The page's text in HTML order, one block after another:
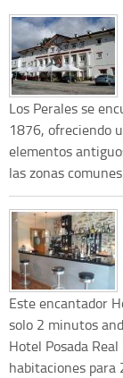
Los Perales se
1876, ofreciendo
elementos
las zonas
Este encantador
solo 2 minutos
Hotel Posada
habitaciones para